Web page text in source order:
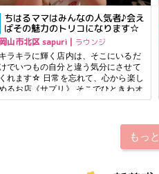
ちはるママはみんなの人気者♪会え
ばその魅力のトリコになります☆
山市北区 sapuri｜ ラウンジ
ラキラに輝く店内は、そこにいるだ
でいつもの自分と違う気分にさせて
ます☆ 日常を忘れて、心から楽し
るお店《サプリ》 そこでひときわオ
ラを放っているのが「ちはるママ」
もっ